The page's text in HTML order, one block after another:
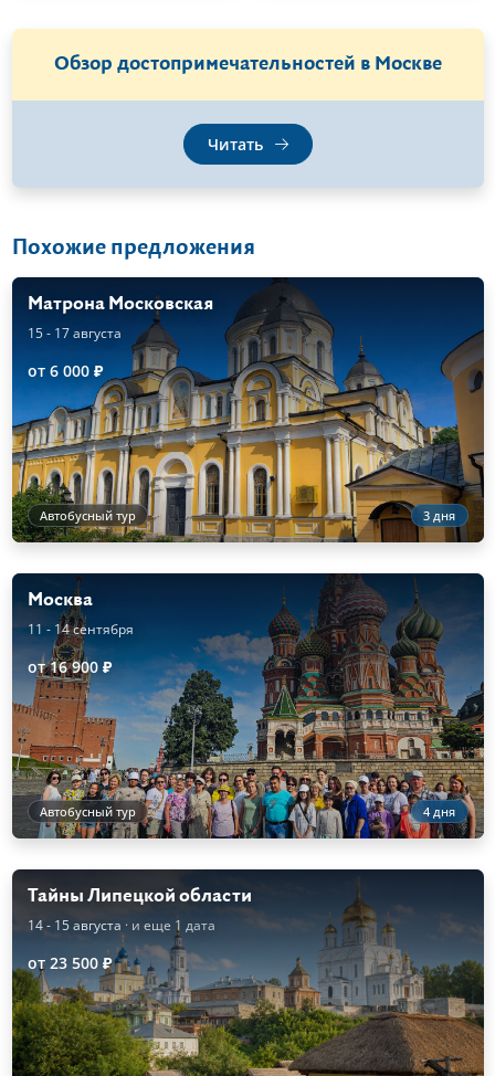
Обзор достопримечательностей в Москве
Читать
Похожие предложения
Матрона Московская
15 - 17 августа
от 6 000 ₽
Автобусный тур 3 дня
Москва
11 - 14 сентября
от 16 900 ₽
Автобусный тур 4 дня
Тайны Липецкой области
14 - 15 августа · и еще 1 дата
от 23 500 ₽